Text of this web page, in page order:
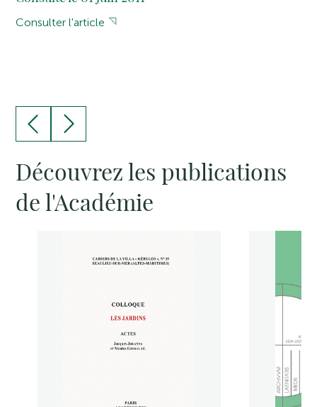
Consulter l'article
Découvrez les publications
de l'Académie